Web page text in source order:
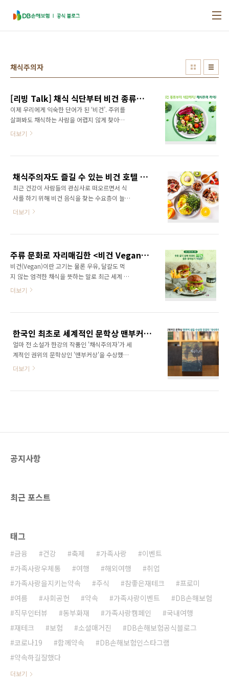
채식주의자
[리빙 Talk] 채식 식단부터 비건 종류까지! 채식주의자 라이프
이제 우리에게 익숙한 단어가 된 ‘비건’. 주위를
살펴봐도 채식하는 사람을 어렵지 않게 찾아볼
수 있습니다. 과거엔 채식주의자임을 밝히면 유
식 브랜드에서도 앞 다퉈 비건 제품을 출시하고
있습니다. 덕분에 꼭 채식주의자가 아니더라도
비건 라이프를 우호적인 시선으로 바라보는 대
중들도 늘어났죠. 이제는 하나의 라이프 스타일
건, 대체 그 원동력은 무엇일까요? 비건 열풍, 그
부족하게 섭취할 수 있는 건강한 음식으로 식단
을 구성하죠. 그..
더보기
채식주의자도 즐길 수 있는 비건 호텔 BEST 3
최근 건강이 사람들의 관심사로 떠오르면서 식
사를 하기 위해 비건 음식을 찾는 수요층이 늘어
났는데요. 비건은 식품업계를 넘어 호텔업계에
럼 어떤 곳들이 있는지 함께 살펴볼까요? | 1. 그
랜드 워커힐 그랜드 워커힐은 국내 최초로 비건
콘셉트 룸인 ‘비건 전용 객실’을 도입하고 이를
체험할 수 있는 ‘비긴 비건’ 패키지를 출시했습니
품과 자연에서 온 재료로 만든 비건 식사를 제공
내 플라스틱 제품과 일회용품 소비를 줄이기 위
한 노력을 하고 ..
더보기
주류 문화로 자리매김한 <비건 Vegan>, 종류를 알아보자
비건(Vegan)이란 고기는 물론 우유, 달걀도 먹
지 않는 엄격한 채식을 뜻하는 말로 최근 세계 식
문화를 주도하는 키워드가 되고 있어요. 한국에
화 베지노믹스(Vegenomics, 채식 관련 경제활
동)라는 단어가 생겨날 만큼 비건 음식 문화에서
큰 부분을 차지하고 있는데요. 국제채식인연맹
(IVU)에 따르면 2017년 기준 전 세계 채식 인구
구글 검색량은 매년 성장하고 있으며 과거 대비
더보기
한국인 최초로 세계적인 문학상 맨부커 상을 수상한 한강의 '채식주의자'를 살펴보자
얼마 전 소설가 한강의 작품인 '채식주의자'가 세
계적인 권위의 문학상인 '맨부커상'을 수상했다
는 반가운 소식이 들렸죠? 이와 함께 사흘 만에
히 알려드릴게요^^ 소설가 한강, 그리고 소설
소설..
더보기
공지사항
최근 포스트
태그
금융 건강 축제 가족사랑
이벤트
가족사랑우체통
여행 해외여행
취업
가족사랑을지키는약속
주식 참좋은재테크
프로미
여름
사회공헌 약속 가족사랑이벤트
DB손해보험
직무인터뷰
동부화재 가족사랑캠페인
국내여행
재테크
보험 소셜매거진
DB손해보험공식블로그
코로나19
함께약속
DB손해보험인스타그램
약속하길잘했다
더보기